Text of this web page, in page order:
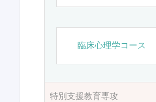
臨床心理学コース
特別支援教育専攻